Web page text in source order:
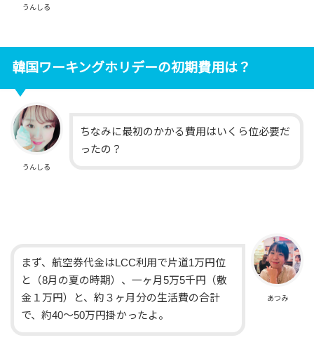
うんしる
韓国ワーキングホリデーの初期費用は？
うんしる
ちなみに最初のかかる費用はいくら位必要だ
ったの？
あつみ
まず、航空券代金はLCC利用で片道1万円位
と（8月の夏の時期）、一ヶ月5万5千円（敷
金１万円）と、約３ヶ月分の生活費の合計
で、約40〜50万円掛かったよ。